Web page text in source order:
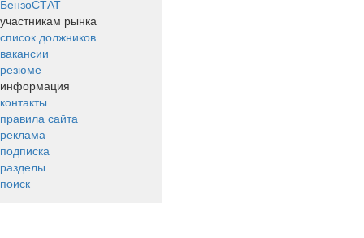
БензоСТАТ
участникам рынка
список должников
вакансии
резюме
информация
контакты
правила сайта
реклама
подписка
разделы
поиск